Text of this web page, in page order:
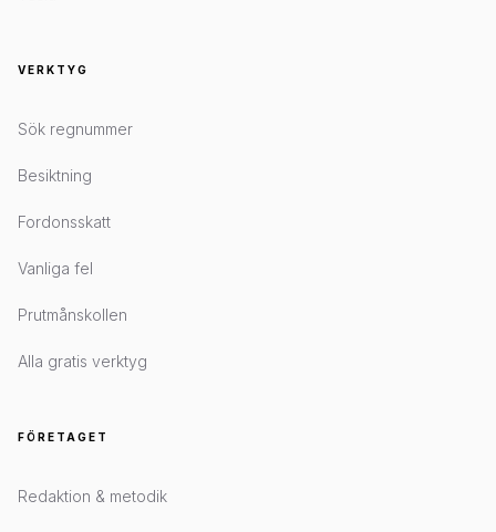
VERKTYG
Sök regnummer
Besiktning
Fordonsskatt
Vanliga fel
Prutmånskollen
Alla gratis verktyg
FÖRETAGET
Redaktion & metodik